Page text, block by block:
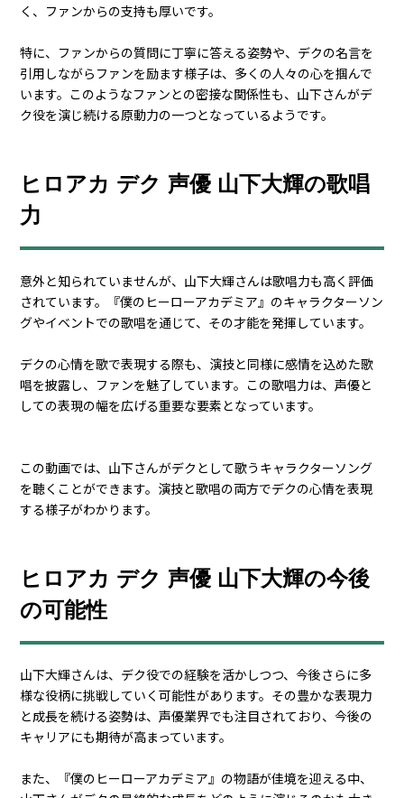
く、ファンからの支持も厚いです。
特に、ファンからの質問に丁寧に答える姿勢や、デクの名言を
引用しながらファンを励ます様子は、多くの人々の心を掴んで
います。このようなファンとの密接な関係性も、山下さんがデ
ク役を演じ続ける原動力の一つとなっているようです。
ヒロアカ デク 声優 山下大輝の歌唱
力
意外と知られていませんが、山下大輝さんは歌唱力も高く評価
されています。『僕のヒーローアカデミア』のキャラクターソン
グやイベントでの歌唱を通じて、その才能を発揮しています。
デクの心情を歌で表現する際も、演技と同様に感情を込めた歌
唱を披露し、ファンを魅了しています。この歌唱力は、声優と
しての表現の幅を広げる重要な要素となっています。
この動画では、山下さんがデクとして歌うキャラクターソング
を聴くことができます。演技と歌唱の両方でデクの心情を表現
する様子がわかります。
ヒロアカ デク 声優 山下大輝の今後
の可能性
山下大輝さんは、デク役での経験を活かしつつ、今後さらに多
様な役柄に挑戦していく可能性があります。その豊かな表現力
と成長を続ける姿勢は、声優業界でも注目されており、今後の
キャリアにも期待が高まっています。
また、『僕のヒーローアカデミア』の物語が佳境を迎える中、